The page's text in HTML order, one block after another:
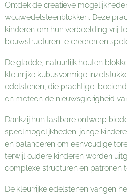
Ontdek de creatieve
wouwedelsteenblokken. Deze
kinderen om hun verbeelding vrij
bouwstructuren te creëren en
De gladde, natuurlijk houten
kleurrijke kubusvormige
edelstenen, die prachtige,
en meteen de nieuwsgierigheid
Dankzij hun tastbare ontwerp
speelmogelijkheden: jonge
en balanceren om eenvoudige
terwijl oudere kinderen worden
complexe structuren en patronen
De kleurrijke edelstenen vangen